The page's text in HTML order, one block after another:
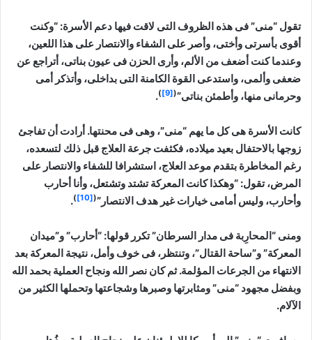
تقول “منى” فى هذه الظروف التى لاقت فيها دعم الأسرة: “وكنت
أقوى بأسرتى وأختى، وأصر على الشفاء والانتصار على هذا اللعين،
وعندما كنت أضعف من الألم، وأرى الحزن فى عيون بناتى، أتراجع عن
ضعفى وألمى، واستدعى القوة الكامنة التى بداخلى، وأتذكر أمى
وحرمانى منها، وأطمئن بناتى”(
[9]
)
.
كانت الأسرة هى كل ما يهم “منى”، وهى فى محنتها. أرادت أن تفاجئ
زوجها بالاحتفال بعيد ميلاده، فكثفت جرعة العلاج قبل ذلك لتسعده،
رغم المخاطرة بتقدم موعد العلاج، استشرافا للشفاء والانتصار على
المرض، تقول: “وهكذا كانت المعركة تشتد وتشتعل، وأنا أحارب
وأحارب، وليس أمامى خيارات غير هدف الانتصار”(
[10]
)
.
ومنى “المحارِبة فى مدار السرطان” تكرر قولها: “أحارب” و”ميدان
المعركة” و”ساحة القتال”، وتنتظر، فى خوف وأمل، نتيجة المعركة بعد
الانتهاء من الجرعات المؤلمة. ثم كان نصر الله ونجاح العملية بحمد الله
وبفضل مجهود “منى” ومثابرتها وصبرها وشجاعتها وتحملها الكثير من
الآلام.